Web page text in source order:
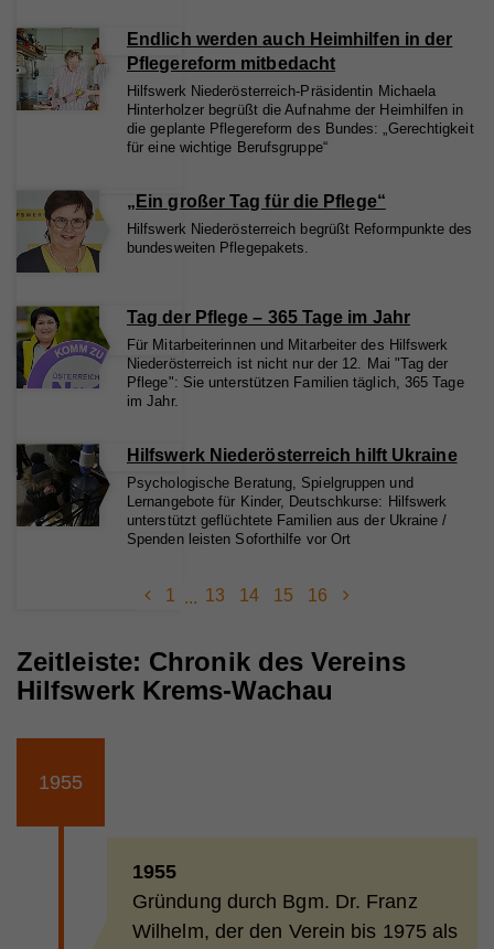
Endlich werden auch Heimhilfen in der
Pflegereform mitbedacht
Hilfswerk Niederösterreich-Präsidentin Michaela
Hinterholzer begrüßt die Aufnahme der Heimhilfen in
die geplante Pflegereform des Bundes: „Gerechtigkeit
für eine wichtige Berufsgruppe“
„Ein großer Tag für die Pflege“
Hilfswerk Niederösterreich begrüßt Reformpunkte des
bundesweiten Pflegepakets.
Tag der Pflege – 365 Tage im Jahr
Für Mitarbeiterinnen und Mitarbeiter des Hilfswerk
Niederösterreich ist nicht nur der 12. Mai "Tag der
Pflege": Sie unterstützen Familien täglich, 365 Tage
im Jahr.
Hilfswerk Niederösterreich hilft Ukraine
Psychologische Beratung, Spielgruppen und
Lernangebote für Kinder, Deutschkurse: Hilfswerk
unterstützt geflüchtete Familien aus der Ukraine /
Spenden leisten Soforthilfe vor Ort
1 ... 13 14 15 16
Zeitleiste: Chronik des Vereins
Hilfswerk Krems-Wachau
1955
1955
Gründung durch Bgm. Dr. Franz
Wilhelm, der den Verein bis 1975 als